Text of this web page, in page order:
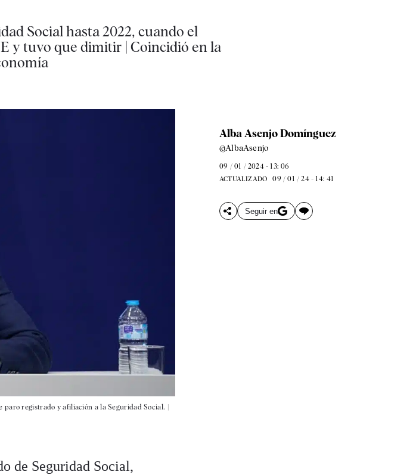
Social hasta 2022, cuando el
y tuvo que dimitir | Coincidió en la
paro registrado y afiliación a la Seguridad Social. |
Alba Asenjo Domínguez
@AlbaAsenjo
09 / 01 / 2024 - 13: 06
ACTUALIZADO 09 / 01 / 24 - 14: 41
Seguir en
de Seguridad Social,